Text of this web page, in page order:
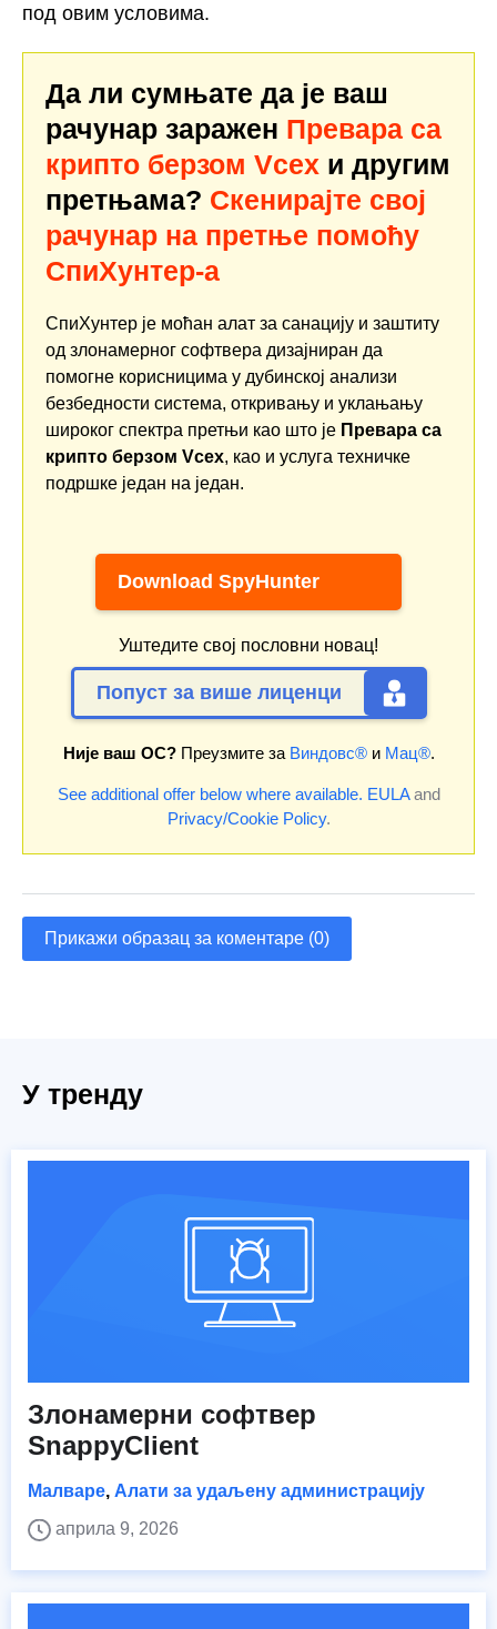
под овим условима.
Да ли сумњате да је ваш
рачунар заражен Превара са
крипто берзом Vcex и другим
претњама? Скенирајте свој
рачунар на претње помоћу
СпиХунтер-а
СпиХунтер је моћан алат за санацију и заштиту
од злонамерног софтвера дизајниран да
помогне корисницима у дубинској анализи
безбедности система, откривању и уклањању
широког спектра претњи као што је Превара са
крипто берзом Vcex, као и услуга техничке
подршке један на један.
Download SpyHunter
Уштедите свој пословни новац!
Попуст за више лиценци
Није ваш ОС?Преузмите за Виндовс®и Мац®.
See additional offer below where available. EULAand
Privacy/Cookie Policy.
Прикажи образац за коментаре (0)
У тренду
Злонамерни софтвер
SnappyClient
Малваре, Алати за удаљену администрацију
априла 9, 2026